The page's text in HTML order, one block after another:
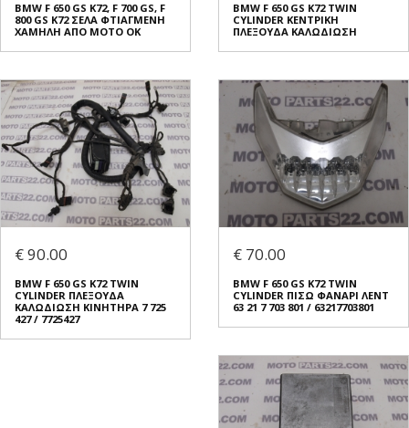
BMW F 650 GS K72, F 700 GS, F
800 GS K72 ΣΕΛΑ ΦΤΙΑΓΜΕΝΗ
ΧΑΜΗΛΗ ΑΠΟ ΜΟΤΟ ΟΚ
BMW F 650 GS K72 TWIN
CYLINDER ΚΕΝΤΡΙΚΗ
ΠΛΕΞΟΥΔΑ ΚΑΛΩΔΙΩΣΗ
€ 90.00
BMW F 650 GS K72 TWIN
CYLINDER ΠΛΕΞΟΥΔΑ
ΚΑΛΩΔΙΩΣΗ ΚΙΝΗΤΗΡΑ 7 725
427 / 7725427
€ 70.00
BMW F 650 GS K72 TWIN
CYLINDER ΠΙΣΩ ΦΑΝΑΡΙ ΛΕΝΤ
63 21 7 703 801 / 63217703801